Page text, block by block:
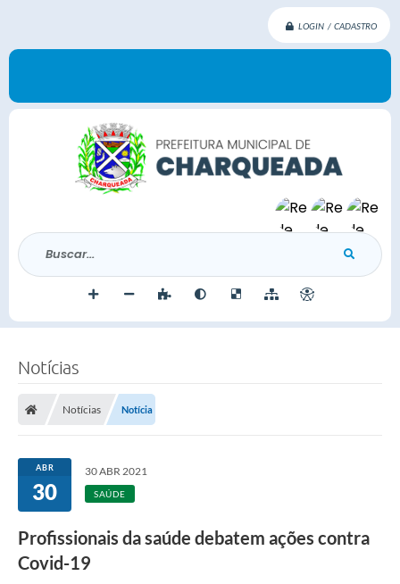
LOGIN / CADASTRO
Buscar...
Notícias
Notícias Notícia
ABR
30
30 ABR 2021
SAÚDE
Profissionais da saúde debatem ações contra
Covid-19